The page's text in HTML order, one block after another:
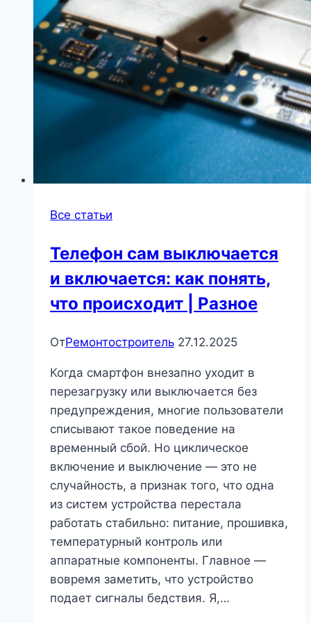
Все статьи
Телефон сам выключается
и включается: как понять,
что происходит | Разное
ОтРемонтостроитель 27.12.2025
Когда смартфон внезапно уходит в
перезагрузку или выключается без
предупреждения, многие пользователи
списывают такое поведение на
временный сбой. Но циклическое
включение и выключение — это не
случайность, а признак того, что одна
из систем устройства перестала
работать стабильно: питание, прошивка,
температурный контроль или
аппаратные компоненты. Главное —
вовремя заметить, что устройство
подает сигналы бедствия. Я,…